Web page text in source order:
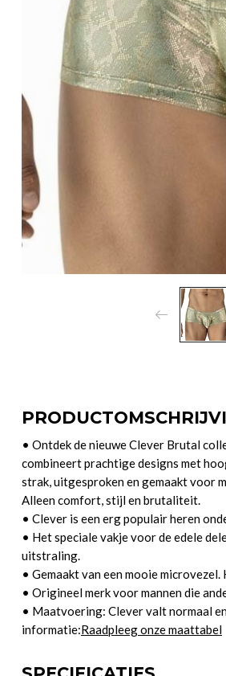
• Ontdek de nieuwe Clever Brutal
combineert prachtige designs met
strak, uitgesproken en gemaakt voor
Alleen comfort, stijl en brutaliteit.
• Clever is een erg populair heren
• Het speciale vakje voor de edele
uitstraling.
• Gemaakt van een mooie
• Origineel merk voor mannen die
• Maatvoering: Clever valt normaal
informatie:Raadpleeg onze maattabel